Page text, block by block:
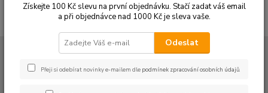
PROSTĚRADLA
Bavlněné prostěradla JERSEY s gumou - 45 barev
06 meruňková
Získejte 100 Kč slevu na první objednávku. Stačí zadat váš email
a při objednávce nad 1000 Kč je sleva vaše.
Odeslat
Přeji si odebírat novinky e-mailem dle podmínek zpracování osobních údajů.